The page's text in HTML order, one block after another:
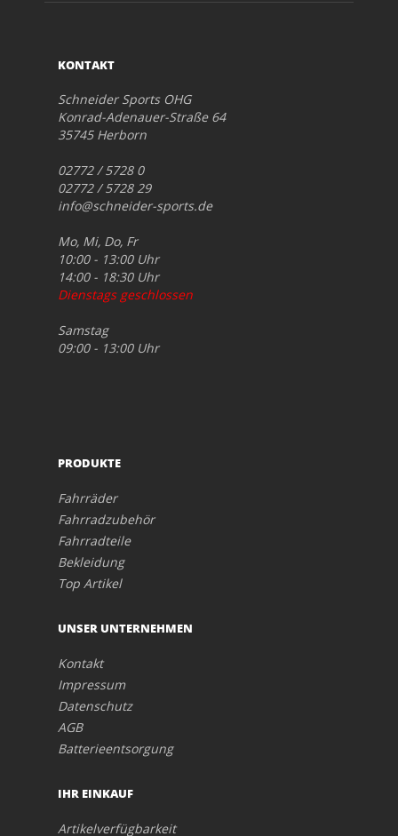
KONTAKT
Schneider Sports OHG
Konrad-Adenauer-Straße 64
35745 Herborn
02772 / 5728 0
02772 / 5728 29
info@schneider-sports.de
Mo, Mi, Do, Fr
10:00 - 13:00 Uhr
14:00 - 18:30 Uhr
Dienstags geschlossen
Samstag
09:00 - 13:00 Uhr
PRODUKTE
Fahrräder
Fahrradzubehör
Fahrradteile
Bekleidung
Top Artikel
UNSER UNTERNEHMEN
Kontakt
Impressum
Datenschutz
AGB
Batterieentsorgung
IHR EINKAUF
Artikelverfügbarkeit